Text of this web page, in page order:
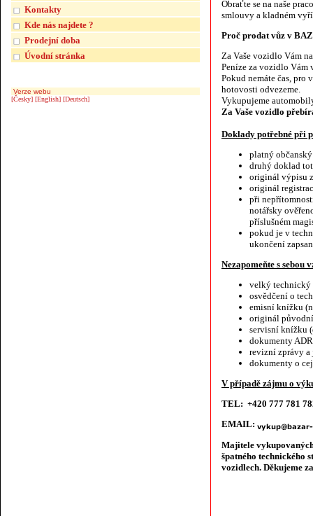
Kontakty
Kde nás najdete ?
Prodejní doba
Úvodní stránka
Verze webu
[Česky] [English] [Deutsch]
Obraťte se na naše
smlouvy a kladném
Proč prodat vůz v
Za Vaše vozidlo Vám
Peníze za vozidlo Vám
Pokud nemáte čas, pro
hotovosti odvezeme.
Vykupujeme
Za Vaše vozidlo
Doklady potřebné při
platný
druhý doklad
originál výpisu
originál
při
notářsky
příslušném
pokud je v
ukončení
Nezapomeňte s
velký technický
osvědčení o
emisní knížku
originál
servisní knížku
dokumenty
revizní zprávy a
dokumenty o
V případě zájmu o
TEL: +420 777 781
EMAIL:
Majitele
špatného technického
vozidlech. Děkujeme